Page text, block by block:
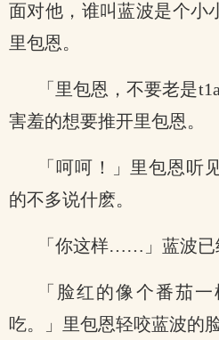
面对他，谁叫蓝波是个小
里包恩。
「里包恩，不要老是
害羞的想要推开里包恩。
「呵呵！」里包恩听
的不多说什麽。
「你这样……」蓝波已
「脸红的像个番茄
吃。」里包恩轻咬蓝波的脸